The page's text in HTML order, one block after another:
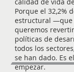
Porque el 32,2%
estructural —que
queremos
políticas de
todos los
se han dado. Es
empezar.